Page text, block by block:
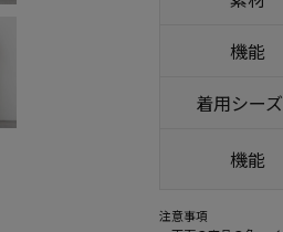
機能
着用シー
機能
注意事項